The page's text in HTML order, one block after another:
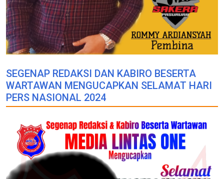
SEGENAP REDAKSI DAN KABIRO BESERTA
WARTAWAN MENGUCAPKAN SELAMAT HARI
PERS NASIONAL 2024